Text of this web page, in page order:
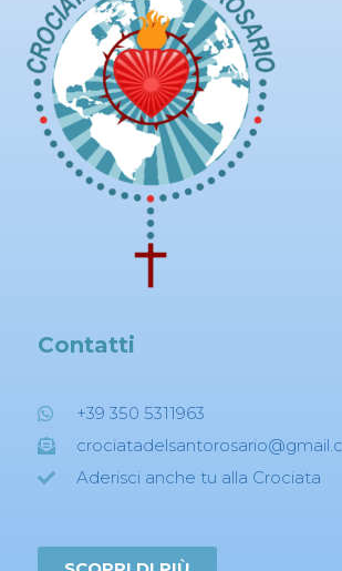
Contatti
+39 350 5311963
Aderisci anche tu alla Crociata